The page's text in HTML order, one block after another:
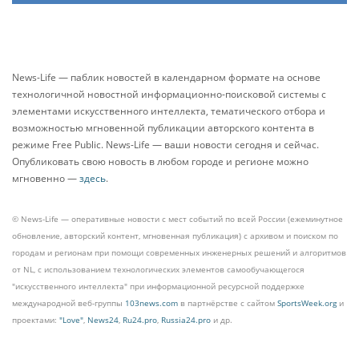
News-Life — паблик новостей в календарном формате на основе
технологичной новостной информационно-поисковой системы с
элементами искусственного интеллекта, тематического отбора и
возможностью мгновенной публикации авторского контента в
режиме Free Public. News-Life — ваши новости сегодня и сейчас.
Опубликовать свою новость в любом городе и регионе можно
мгновенно —здесь.
© News-Life — оперативные новости с мест событий по всей России (ежеминутное
обновление, авторский контент, мгновенная публикация) с архивом и поиском по
городам и регионам при помощи современных инженерных решений и алгоритмов
от NL, с использованием технологических элементов самообучающегося
"искусственного интеллекта" при информационной ресурсной поддержке
международной веб-группы 103news.com в партнёрстве с сайтом SportsWeek.orgи
проектами: "Love", News24, Ru24.pro, Russia24.pro и др.